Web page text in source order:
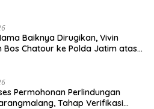
Baiknya Dirugikan, Vivin
Bos Chatour ke Polda Jatim atas
Permohonan Perlindungan
Tahap Verifikasi